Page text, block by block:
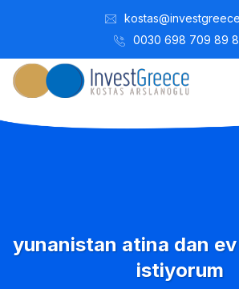
0030 698 709 89
yunanistan atina dan ev
istiyorum